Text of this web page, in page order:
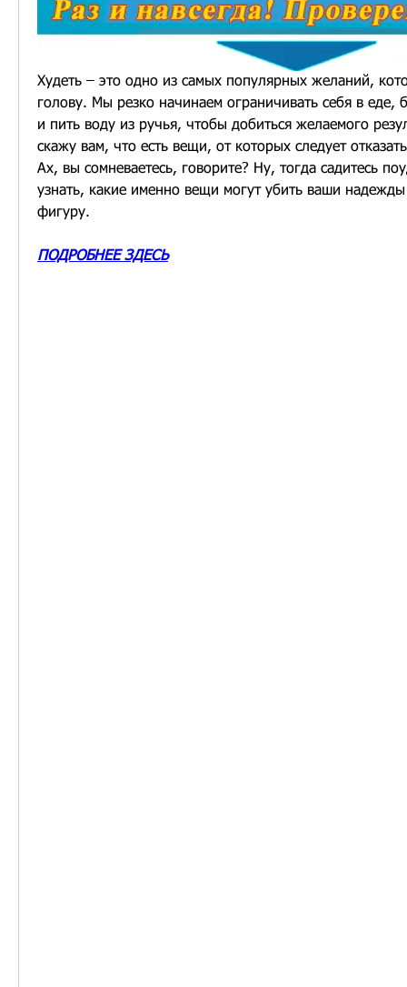
Худеть – это одно из самых популярных желаний,
голову. Мы резко начинаем ограничивать себя в еде,
и пить воду из ручья, чтобы добиться желаемого
скажу вам, что есть вещи, от которых следует
Ах, вы сомневаетесь, говорите? Ну, тогда садитесь
узнать, какие именно вещи могут убить ваши
фигуру.
ПОДРОБНЕЕ ЗДЕСЬ